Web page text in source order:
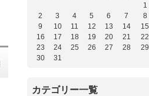
1
2
3 4 5 6 7
8
9
10 11 12 13 14
15
16
17 18 19 20 21
22
23
24 25 26 27 28
29
30
31
カテゴリー一覧